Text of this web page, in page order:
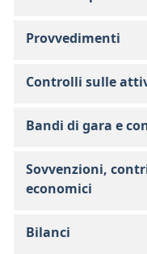
Provvedimenti
Controlli sulle
Bandi di gara e
Sovvenzioni,
economici
Bilanci